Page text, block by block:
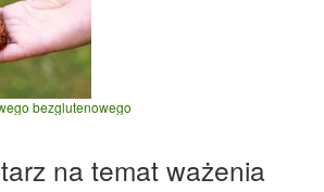
bezglutenowego
na temat ważenia